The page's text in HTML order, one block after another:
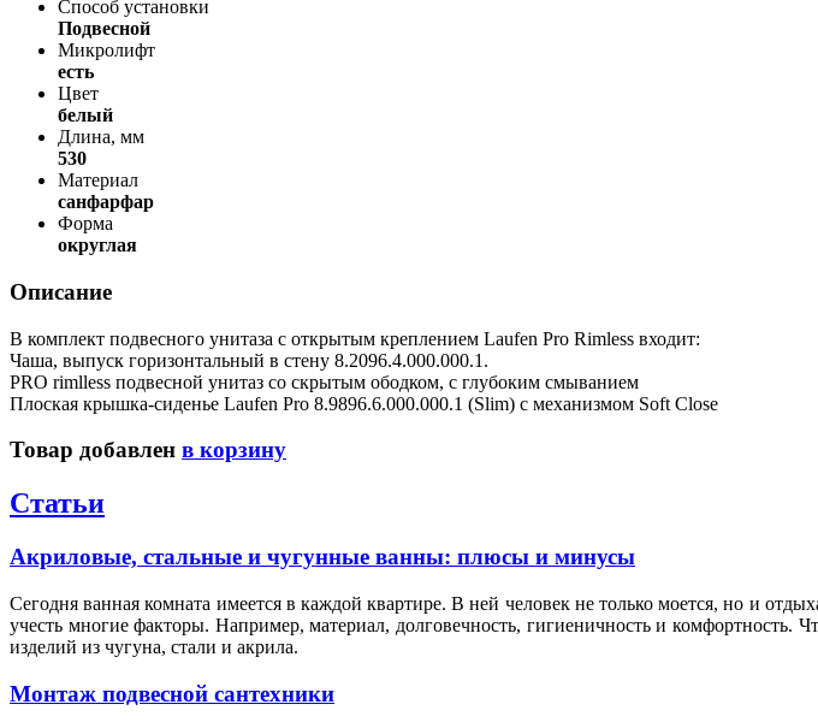
Способ установки
Подвесной
Микролифт
есть
Цвет
белый
Длина, мм
530
Материал
санфарфар
Форма
округлая
Описание
В комплект подвесного унитаза с открытым креплением Laufen Pro Rimless входит:
Чаша, выпуск горизонтальный в стену 8.2096.4.000.000.1.
PRO rimlless подвесной унитаз со скрытым ободком, с глубоким смыванием
Плоская крышка-сиденье Laufen Pro 8.9896.6.000.000.1 (Slim) с механизмом Soft Close
Товар добавлен в корзину
Статьи
Акриловые, стальные и чугунные ванны: плюсы и минусы
Сегодня ванная комната имеется в каждой квартире. В ней человек не только моется, но и
учесть многие факторы. Например, материал, долговечность, гигиеничность и
изделий из чугуна, стали и акрила.
Монтаж подвесной сантехники